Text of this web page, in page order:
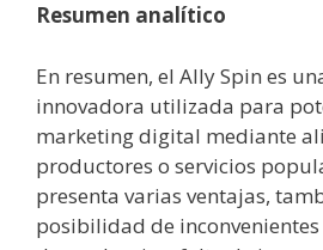
Resumen analítico
En resumen, el Ally Spin es
innovadora utilizada para
marketing digital mediante
productores o servicios
presenta varias ventajas,
posibilidad de